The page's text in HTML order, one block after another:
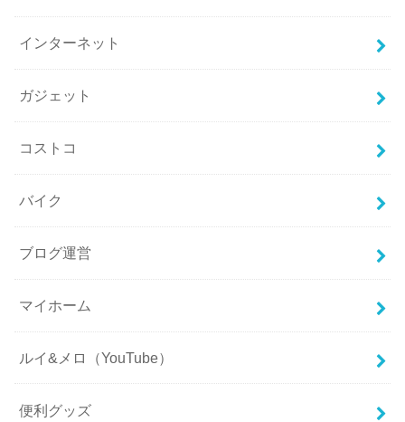
インターネット
ガジェット
コストコ
バイク
ブログ運営
マイホーム
ルイ&メロ（YouTube）
便利グッズ